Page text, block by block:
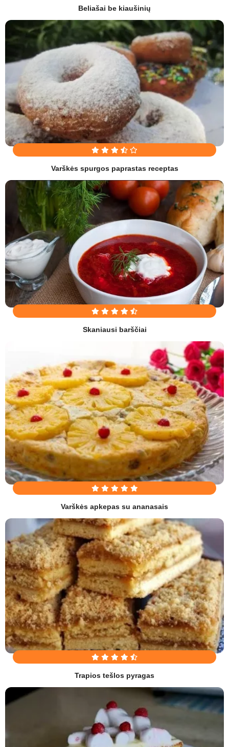
Beliašai be kiaušinių
Varškės spurgos paprastas receptas
Skaniausi barščiai
Varškės apkepas su ananasais
Trapios tešlos pyragas